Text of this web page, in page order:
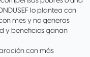
lo plantea con
mes y no generas
y beneficios ganan
con más